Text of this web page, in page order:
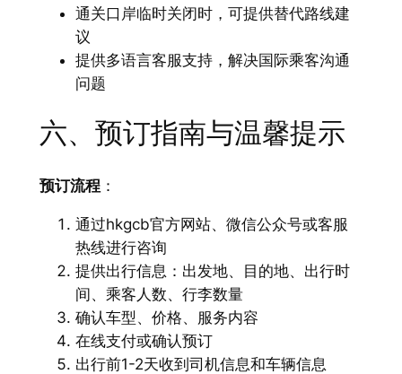
通关口岸临时关闭时，可提供替代路线建
议
提供多语言客服支持，解决国际乘客沟通
问题
六、预订指南与温馨提示
预订流程：
通过hkgcb官方网站、微信公众号或客服
热线进行咨询
提供出行信息：出发地、目的地、出行时
间、乘客人数、行李数量
确认车型、价格、服务内容
在线支付或确认预订
出行前1-2天收到司机信息和车辆信息